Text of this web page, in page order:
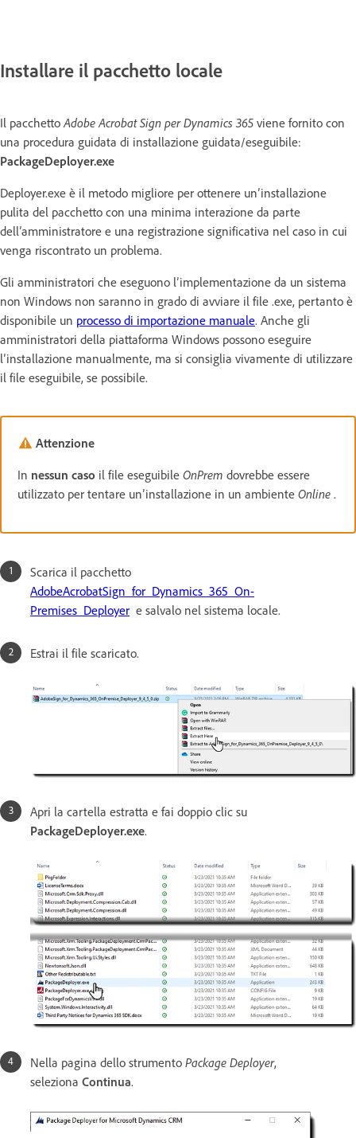
Installare il pacchetto locale
Il pacchettoAdobe Acrobat Sign per Dynamics 365 viene fornito con
una procedura guidata di installazione guidata/eseguibile:
PackageDeployer.exe
Deployer.exe è il metodo migliore per ottenere un’installazione
pulita del pacchetto con una minima interazione da parte
dell’amministratore e una registrazione significativa nel caso in cui
venga riscontrato un problema.
Gli amministratori che eseguono l’implementazione da un sistema
non Windows non saranno in grado di avviare il file .exe, pertanto è
disponibile un processo di importazione manuale. Anche gli
amministratori della piattaforma Windows possono eseguire
l’installazione manualmente, ma si consiglia vivamente di utilizzare
il file eseguibile, se possibile.
Attenzione
In nessun caso il file eseguibile OnPrem dovrebbe essere
utilizzato per tentare un’installazione in un ambiente Online .
Scarica il pacchetto
AdobeAcrobatSign_for_Dynamics_365_On-
Premises_Deployer e salvalo nel sistema locale.
Estrai il file scaricato.
Apri la cartella estratta e fai doppio clic su
PackageDeployer.exe.
Nella pagina dello strumento Package Deployer,
seleziona Continua.